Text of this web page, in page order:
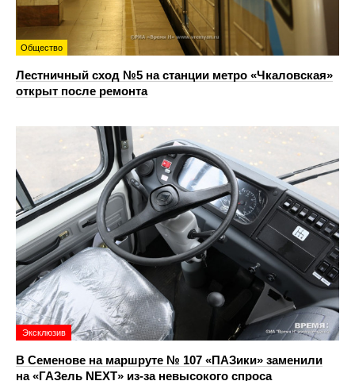
Общество
Лестничный сход №5 на станции метро «Чкаловская»
открыт после ремонта
Эксклюзив
В Семенове на маршруте № 107 «ПАЗики» заменили
на «ГАЗель NEXT» из‑за невысокого спроса